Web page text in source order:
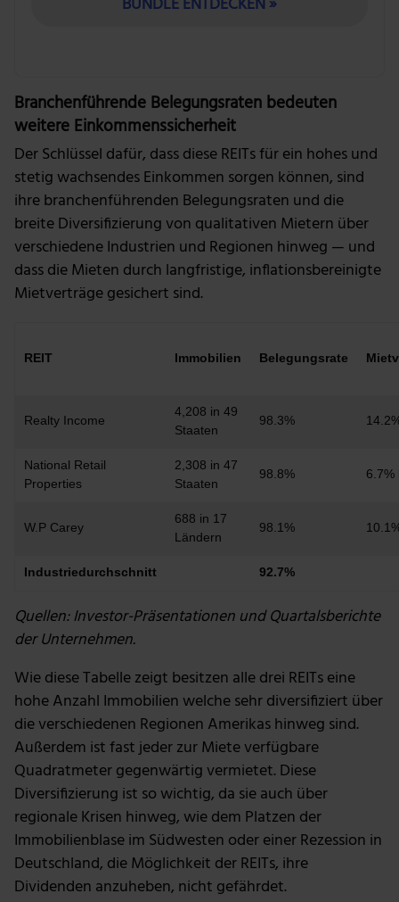
BUNDLE ENTDECKEN »
Branchenführende Belegungsraten bedeuten
weitere Einkommenssicherheit
Der Schlüssel dafür, dass diese REITs für ein hohes und
stetig wachsendes Einkommen sorgen können, sind
ihre branchenführenden Belegungsraten und die
breite Diversifizierung von qualitativen Mietern über
verschiedene Industrien und Regionen hinweg — und
dass die Mieten durch langfristige, inflationsbereinigte
Mietverträge gesichert sind.
REIT Immobilien Belegungsrate
Realty Income
4,208 in 49
Staaten
98.3%
National Retail
Properties
2,308 in 47
Staaten
98.8% 6.7%
W.P Carey
688 in 17
Ländern
98.1%
Industriedurchschnitt 92.7%
Quellen: Investor-Präsentationen und Quartalsberichte
der Unternehmen.
Wie diese Tabelle zeigt besitzen alle drei REITs eine
hohe Anzahl Immobilien welche sehr diversifiziert über
die verschiedenen Regionen Amerikas hinweg sind.
Außerdem ist fast jeder zur Miete verfügbare
Quadratmeter gegenwärtig vermietet. Diese
Diversifizierung ist so wichtig, da sie auch über
regionale Krisen hinweg, wie dem Platzen der
Immobilienblase im Südwesten oder einer Rezession in
Deutschland, die Möglichkeit der REITs, ihre
Dividenden anzuheben, nicht gefährdet.